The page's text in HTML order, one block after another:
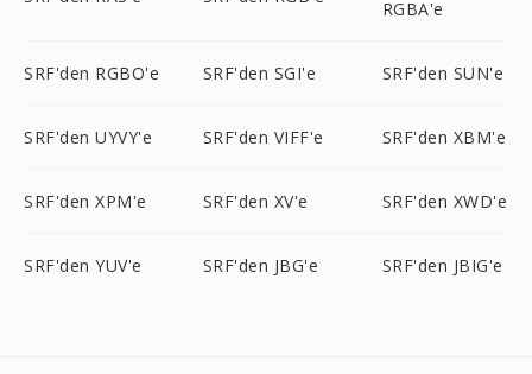
RGBA'e
SRF'den RGBO'e SRF'den SGI'e SRF'den SUN'e
SRF'den UYVY'e SRF'den VIFF'e SRF'den XBM'e
SRF'den XPM'e SRF'den XV'e SRF'den XWD'e
SRF'den YUV'e SRF'den JBG'e SRF'den JBIG'e